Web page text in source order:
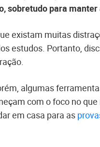
sobretudo para
existam muitas
estudos. Portanto,
algumas
com o foco no
em casa para as